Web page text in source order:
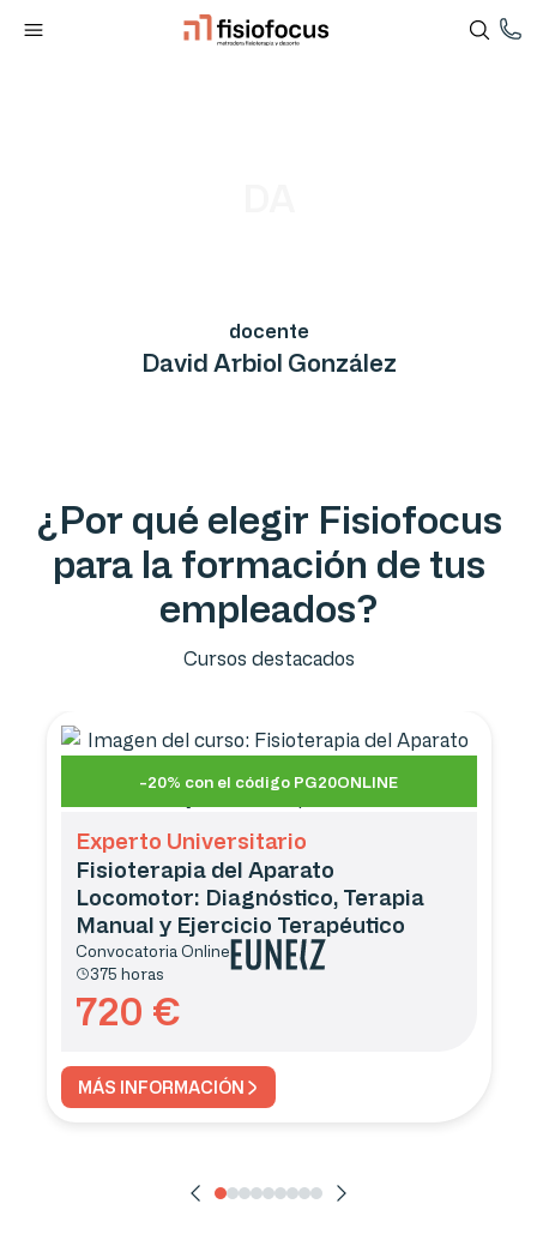
docente
David Arbiol González
¿Por qué elegir Fisiofocus
para la formación de tus
empleados?
Cursos destacados
-20% con el código PG20ONLINE
Experto Universitario
Fisioterapia del Aparato
Locomotor: Diagnóstico, Terapia
Manual y Ejercicio Terapéutico
Convocatoria Online
375 horas
720 €
MÁS INFORMACIÓN